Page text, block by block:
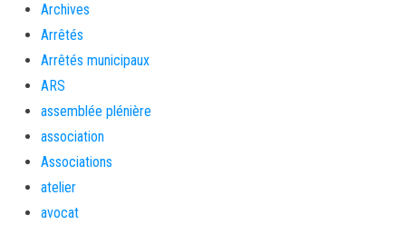
Archives
Arrêtés
Arrêtés municipaux
ARS
assemblée plénière
association
Associations
atelier
avocat